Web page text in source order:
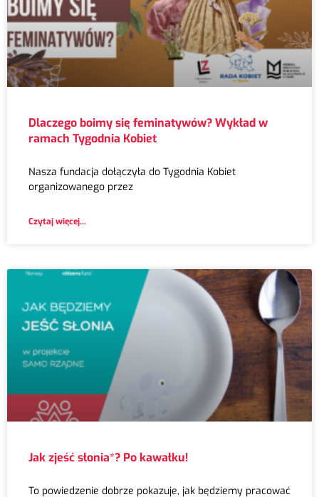
Dlaczego boimy się feminatywów? Wykład w
ramach Tygodnia Kobiet
Nasza fundacja dołączyła do Tygodnia Kobiet
organizowanego przez
Czytaj więcej...
Jak zjeść słonia*? Po kawałku!
To powiedzenie dobrze pokazuje, jak będziemy pracować